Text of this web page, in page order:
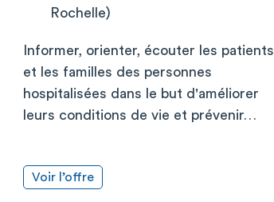
Rochelle)
Informer, orienter, écouter les patients
et les familles des personnes
hospitalisées dans le but d'améliorer
leurs conditions de vie et prévenir…
Voir l’offre